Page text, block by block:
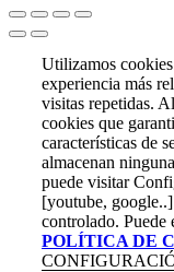
Utilizamos
experiencia más
visitas repetidas.
cookies que
características de
almacenan
puede visitar
[youtube,
controlado. Puede
POLÍTICA DE